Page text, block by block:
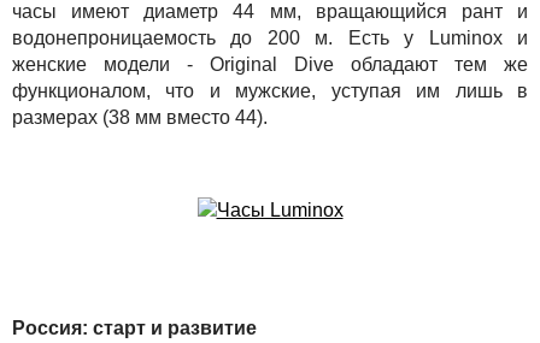
часы имеют диаметр 44 мм, вращающийся рант и
водонепроницаемость до 200 м. Есть у Luminox и
женские модели - Original Dive обладают тем же
функционалом, что и мужские, уступая им лишь в
размерах (38 мм вместо 44).
Россия: старт и развитие